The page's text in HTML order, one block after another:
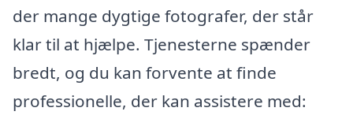
der mange dygtige fotografer, der står
klar til at hjælpe. Tjenesterne spænder
bredt, og du kan forvente at finde
professionelle, der kan assistere med: